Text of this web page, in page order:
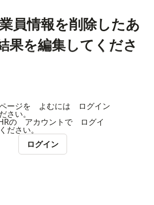
員情報を削除したあ
果を編集してくださ
ージを よむには ログイン
さい。
の アカウントで ログイ
ださい。
ログイン